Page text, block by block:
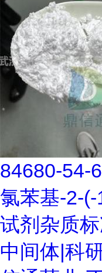
84680-54-
氯苯基-2-
试剂杂质
中间体|科